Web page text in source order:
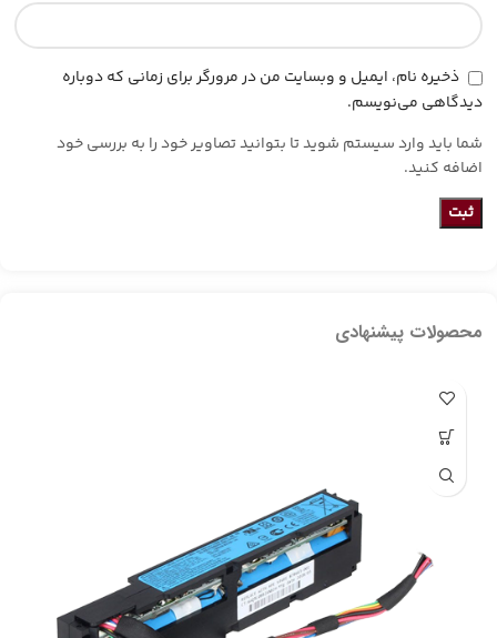
ذخیره نام، ایمیل و وبسایت من در مرورگر برای زمانی که دوباره
دیدگاهی می‌نویسم.
شما باید وارد سیستم شوید تا بتوانید تصاویر خود را به بررسی خود
اضافه کنید.
محصولات پیشنهادی